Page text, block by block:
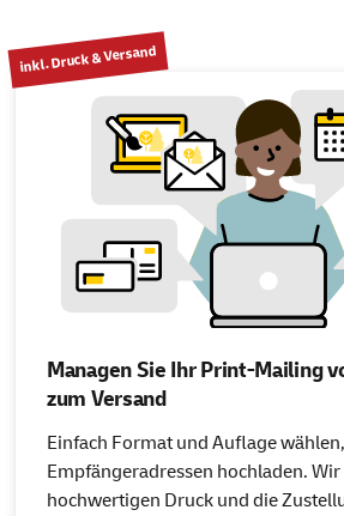
inkl. Druck & Versand
Managen Sie Ihr Print-Mailing
zum Versand
Einfach Format und Auflage
Empfängeradressen hochladen.
hochwertigen Druck und die